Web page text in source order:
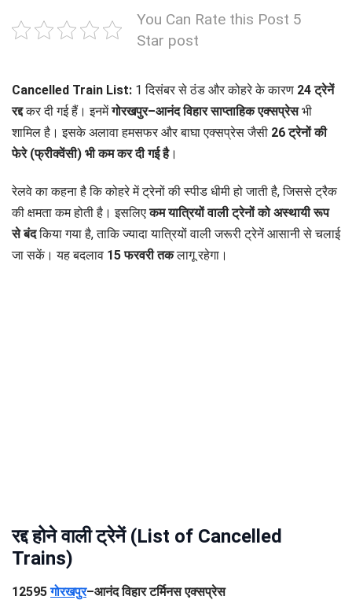
You Can Rate this Post 5
Star post
Cancelled Train List: 1 दिसंबर से ठंड और कोहरे के कारण 24 ट्रेनें
रद्दकर दी गई हैं। इनमेंगोरखपुर–आनंद विहार साप्ताहिक एक्सप्रेसभी
शामिल है। इसके अलावा हमसफर और बाघा एक्सप्रेस जैसी 26 ट्रेनों की
फेरे (फ्रीक्वेंसी) भी कम कर दी गई है।
रेलवे का कहना है कि कोहरे में ट्रेनों की स्पीड धीमी हो जाती है, जिससे ट्रैक
की क्षमता कम होती है। इसलिएकम यात्रियों वाली ट्रेनों को अस्थायी रूप
से बंदकिया गया है, ताकि ज्यादा यात्रियों वाली जरूरी ट्रेनें आसानी से चलाई
जा सकें। यह बदलाव 15 फरवरी तकलागू रहेगा।
रद्द होने वाली ट्रेनें(List of Cancelled
Trains)
12595गोरखपुर–आनंद विहार टर्मिनस एक्सप्रेस